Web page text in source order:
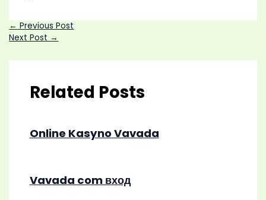
← Previous Post
Next Post →
Related Posts
Online Kasyno Vavada
Vavada com вход